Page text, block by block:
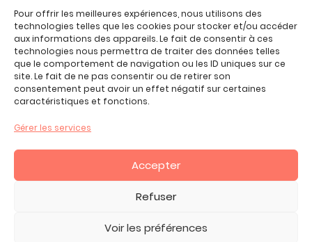
Pour offrir les meilleures expériences, nous utilisons des
technologies telles que les cookies pour stocker et/ou accéder
aux informations des appareils. Le fait de consentir à ces
technologies nous permettra de traiter des données telles
que le comportement de navigation ou les ID uniques sur ce
site. Le fait de ne pas consentir ou de retirer son
consentement peut avoir un effet négatif sur certaines
caractéristiques et fonctions.
Gérer les services
Accepter
Refuser
Voir les préférences
Jeux enfant 7 ans
Jeux enfant 8 ans
Jeux enfant 9 ans
Jeux enfant 10 ans
Jeux enfant 11 ans
Jeux enfant 12 ans
Promos jeux de loisirs créatifs
Plan du site
Contact
CGV